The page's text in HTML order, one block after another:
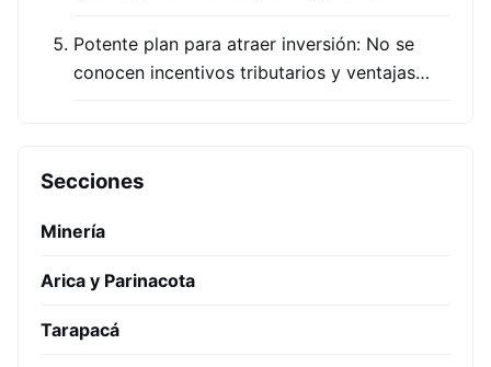
Potente plan para atraer inversión: No se
conocen incentivos tributarios y ventajas…
Secciones
Minería
Arica y Parinacota
Tarapacá